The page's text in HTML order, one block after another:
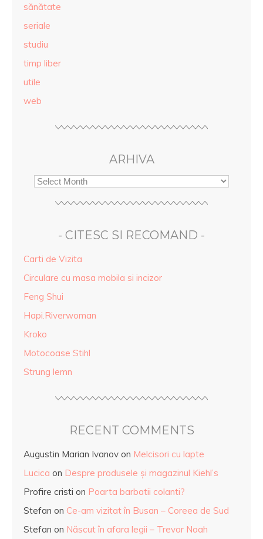
sănătate
seriale
studiu
timp liber
utile
web
ARHIVA
- CITESC SI RECOMAND -
Carti de Vizita
Circulare cu masa mobila si incizor
Feng Shui
Hapi.Riverwoman
Kroko
Motocoase Stihl
Strung lemn
RECENT COMMENTS
Augustin Marian Ivanov on Melcisori cu lapte
Lucica on Despre produsele și magazinul Kiehl’s
Profire cristi on Poarta barbatii colanti?
Stefan on Ce-am vizitat în Busan – Coreea de Sud
Stefan on Născut în afara legii – Trevor Noah